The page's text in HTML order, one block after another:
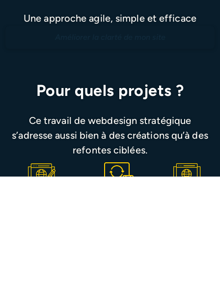
Une approche agile, simple et efficace
Pour quels projets ?
Ce travail de webdesign stratégique
s’adresse aussi bien à des créations qu’à des
refontes ciblées.